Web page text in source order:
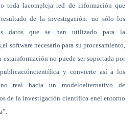
toda lacompleja red de información que
de la investigación: no sólo los
datos que se han utilizado para la
software necesario para su procesamiento,
estainformación no puede ser soportada por
y convierte así a los
real hacia un modeloalternativo de
de la investigación científica enel entorno